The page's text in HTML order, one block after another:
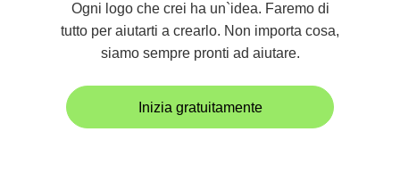
Ogni logo che crei ha un`idea. Faremo di
tutto per aiutarti a crearlo. Non importa cosa,
siamo sempre pronti ad aiutare.
Inizia gratuitamente